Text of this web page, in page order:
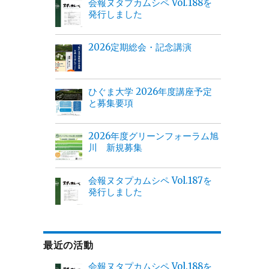
会報ヌタプカムシペ Vol.188を
発行しました
2026定期総会・記念講演
ひぐま大学 2026年度講座予定
と募集要項
2026年度グリーンフォーラム旭
川 新規募集
会報ヌタプカムシペ Vol.187を
発行しました
最近の活動
会報ヌタプカムシペ Vol.188を